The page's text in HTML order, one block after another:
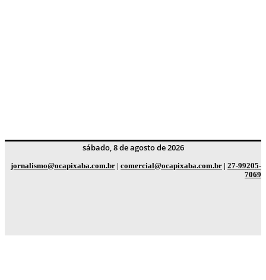
sábado, 8 de agosto de 2026
jornalismo@ocapixaba.com.br | comercial@ocapixaba.com.br | 27-99205-
7069